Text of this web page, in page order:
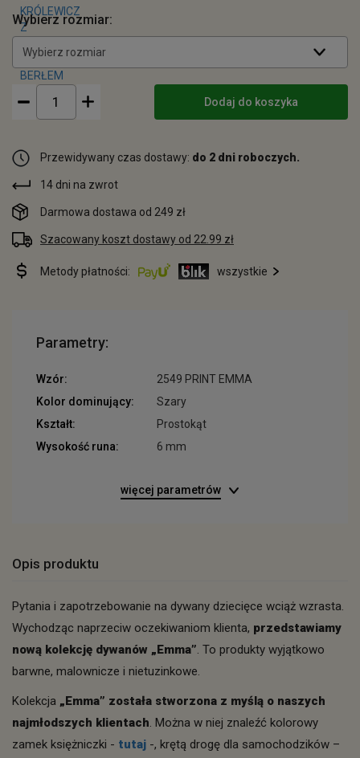
Wybierz rozmiar:
Wybierz rozmiar
Dodaj do koszyka
Przewidywany czas dostawy: do 2 dni roboczych.
14 dni na zwrot
Darmowa dostawa od 249 zł
Szacowany koszt dostawy od 22.99 zł
Metody płatności: wszystkie
Parametry:
Wzór:
2549 PRINT EMMA
Kolor dominujący:
Szary
Kształt:
Prostokąt
Wysokość runa:
6 mm
więcej parametrów
Opis produktu
Pytania i zapotrzebowanie na dywany dziecięce wciąż wzrasta.
Wychodząc naprzeciw oczekiwaniom klienta, przedstawiamy
nową kolekcję dywanów „Emma”. To produkty wyjątkowo
barwne, malownicze i nietuzinkowe.
Kolekcja „Emma” została stworzona z myślą o naszych
najmłodszych klientach. Można w niej znaleźć kolorowy
zamek księżniczki - tutaj -, krętą drogę dla samochodzików –